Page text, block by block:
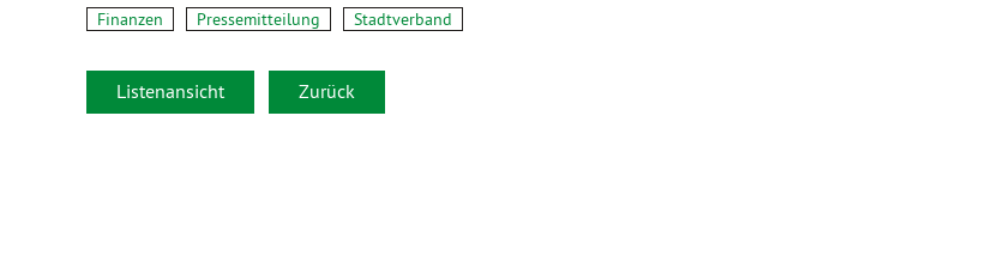
Finanzen Pressemitteilung Stadtverband
Listenansicht Zurück